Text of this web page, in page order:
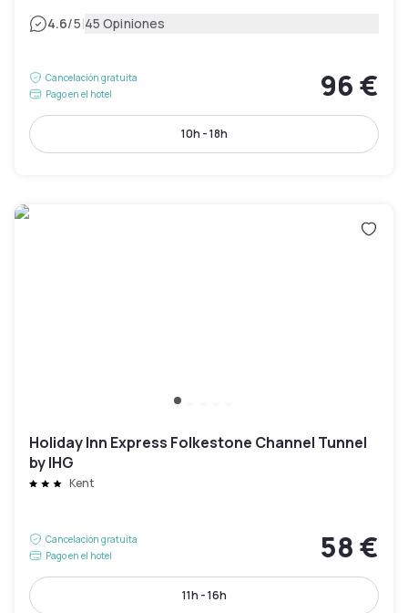
4.6/5|45 Opiniones
Cancelación gratuita
Pago en el hotel
96 €
10h - 18h
Holiday Inn Express Folkestone Channel Tunnel
by IHG
Kent
Cancelación gratuita
Pago en el hotel
58 €
11h - 16h